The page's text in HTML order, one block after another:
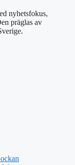
nyhetsfokus,
präglas av